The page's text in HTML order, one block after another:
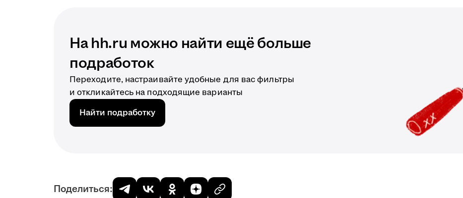
На hh.ru можно найти ещё больше
подработок
Переходите, настраивайте удобные для вас фильтры
и откликайтесь на подходящие варианты
Найти подработку
Поделиться: